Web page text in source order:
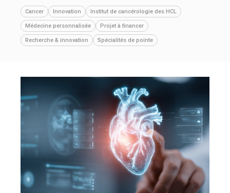
Cancer Innovation Institut de cancérologie des HCL
Médecine personnalisée Projet à financer
Recherche & innovation Spécialités de pointe